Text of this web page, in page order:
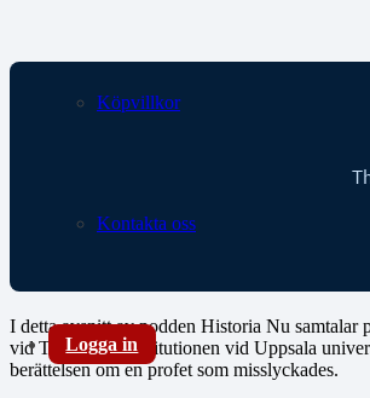
Köpvillkor
Kontakta oss
Logga in
I detta avsnitt av podden Historia Nu samtalar
vid Teologiska institutionen vid Uppsala
berättelsen om en profet som misslyckades.